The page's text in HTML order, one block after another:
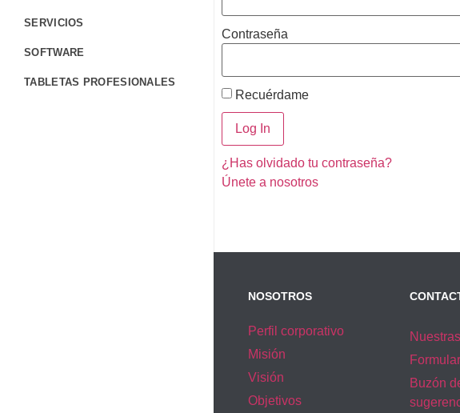
SERVICIOS
SOFTWARE
TABLETAS PROFESIONALES
Contraseña
Recuérdame
¿Has olvidado tu contraseña?
Únete a nosotros
NOSOTROS
Perfil corporativo
Misión
Visión
Objetivos
Buzón